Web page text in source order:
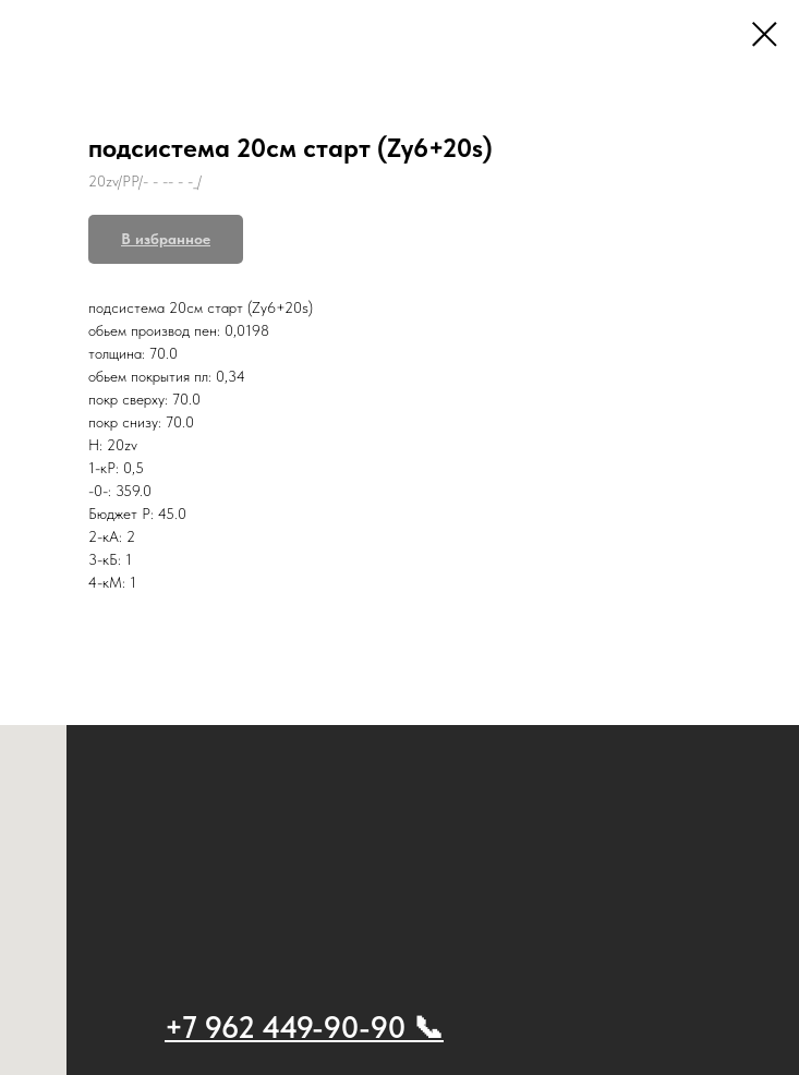
подсистема 20см старт (Zу6+20s)
20zv/PР/- - -- - -_/
В избранное
подсистема 20см старт (Zу6+20s)
обьем производ пен: 0,0198
толщина: 70.0
обьем покрытия пл: 0,34
покр сверху: 70.0
покр снизу: 70.0
Н: 20zv
1-кР: 0,5
-0-: 359.0
Бюджет Р: 45.0
2-кА: 2
3-кБ: 1
4-кМ: 1
+7 962 449-90-90 📞